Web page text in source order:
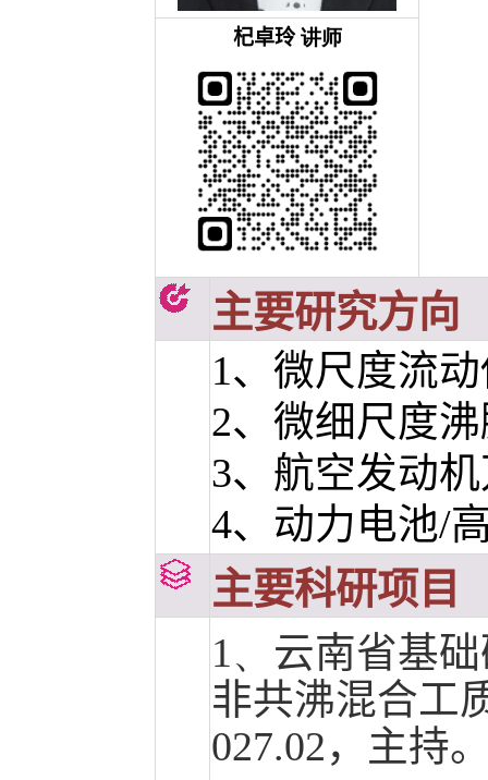
杞卓玲讲师
主要研究方向
1、微尺度流
2、微细尺度
3、航空发动
4、动力电池/
主要科研项目
1、 云南省基
非共沸混合工
027.02，主持